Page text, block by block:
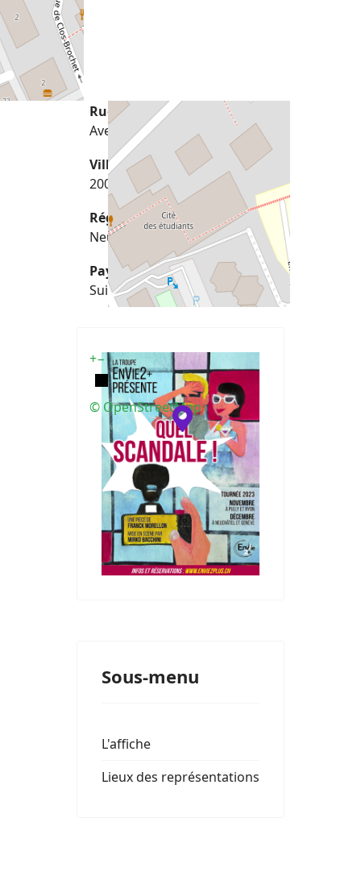
+−
© OpenStreetMap
Rue
Avenue de Clos-Brochet
Ville
2002 Neuchâtel
Région
Neuchâtel
Pays
Suisse
Sous-menu
L'affiche
Lieux des représentations